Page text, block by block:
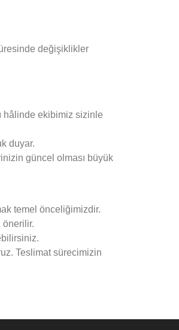
değişiklikler
hâlinde ekibimiz sizinle
duyar.
güncel olması büyük
temel önceliğimizdir.
önerilir.
Teslimat sürecimizin